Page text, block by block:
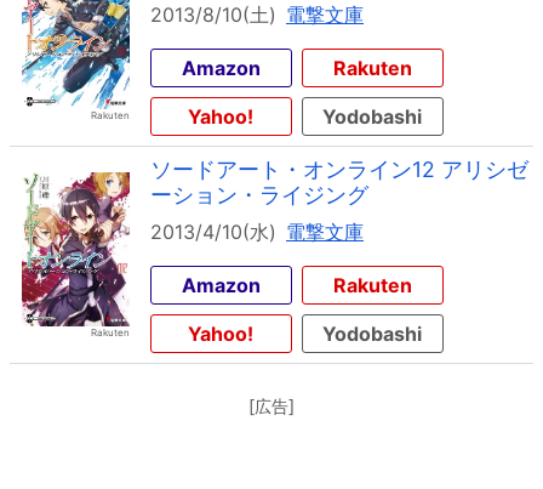
2013/8/10(土) 電撃文庫
Amazon
Rakuten
Yahoo!
Yodobashi
ソードアート・オンライン12 アリシゼ
ーション・ライジング
2013/4/10(水) 電撃文庫
Amazon
Rakuten
Yahoo!
Yodobashi
[広告]